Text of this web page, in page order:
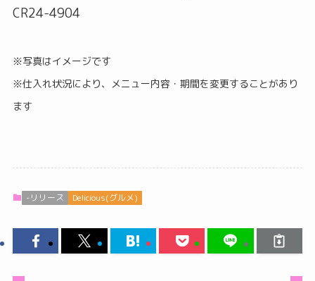
CR24-4904
※写真はイメージです
※仕入れ状況により、メニュー内容・期間を変更することがあり
ます
-リリース Delicious(グルメ)